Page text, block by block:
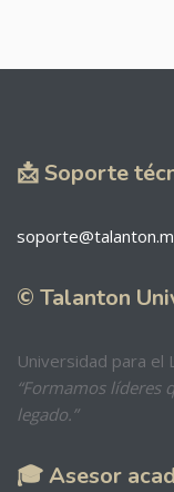
📩 Soporte
© Talanton
Universidad para el
“Formamos líderes
legado.”
🎓 Asesor